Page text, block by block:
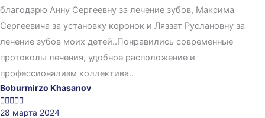
благодарю Анну Сергеевну за лечение зубов, Максима
Сергеевича за установку коронок и Ляззат Руслановну за
лечение зубов моих детей..Понравились современные
протоколы лечения, удобное расположение и
профессионализм коллектива..
Boburmirzo Khasanov

28 марта 2024